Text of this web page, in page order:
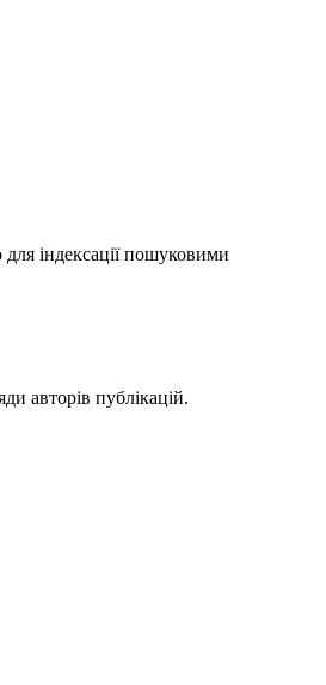
для індексації пошуковими
авторів публікацій.